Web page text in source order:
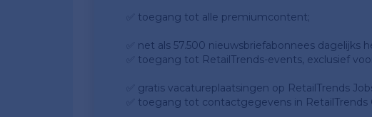
✅ toegang tot alle premiumcontent;
✅ net als 57.500 nieuwsbriefabonnees dagelijks
✅ toegang tot RetailTrends-events, exclusief
✅ gratis vacatureplaatsingen op RetailTrends
✅ toegang tot contactgegevens in RetailTrends